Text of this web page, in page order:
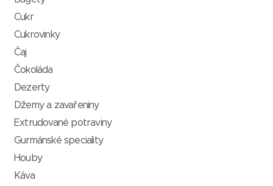
Cukr
Cukrovinky
Čaj
Čokoláda
Dezerty
Džemy a zavařeniny
Extrudované potraviny
Gurmánské speciality
Houby
Káva